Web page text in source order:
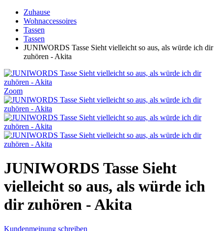
Zuhause
Wohnaccessoires
Tassen
Tassen
JUNIWORDS Tasse Sieht vielleicht so aus, als würde ich dir
zuhören - Akita
Zoom
JUNIWORDS Tasse Sieht
vielleicht so aus, als würde ich
dir zuhören - Akita
Kundenmeinung schreiben